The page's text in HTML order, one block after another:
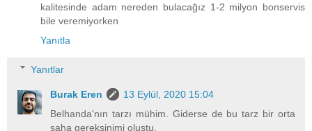
kalitesinde adam nereden bulacağız 1-2 milyon bonservis
bile veremiyorken
Yanıtla
Yanıtlar
Burak Eren
13 Eylül, 2020 15:04
Belhanda'nın tarzı mühim. Giderse de bu tarz bir orta
saha gereksinimi oluştu.